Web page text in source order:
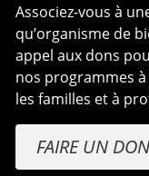
Associez-vous à
qu’organisme de
appel aux dons
nos programmes
les familles et à
FAIRE UN DON